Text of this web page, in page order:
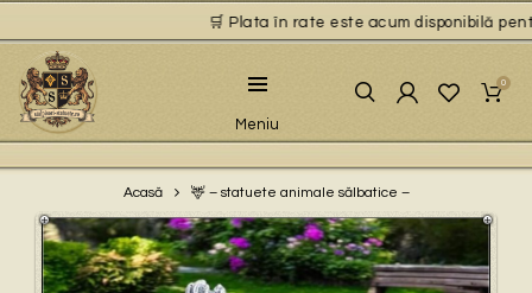
🛒 Plata în rate este acum disponibilă
Meniu
0
Acasă 🦌 – statuete animale sălbatice –